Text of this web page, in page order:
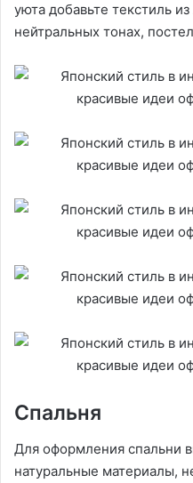
уюта добавьте текстиль
нейтральных тонах,
Спальня
Для оформления спальни
натуральные материалы,